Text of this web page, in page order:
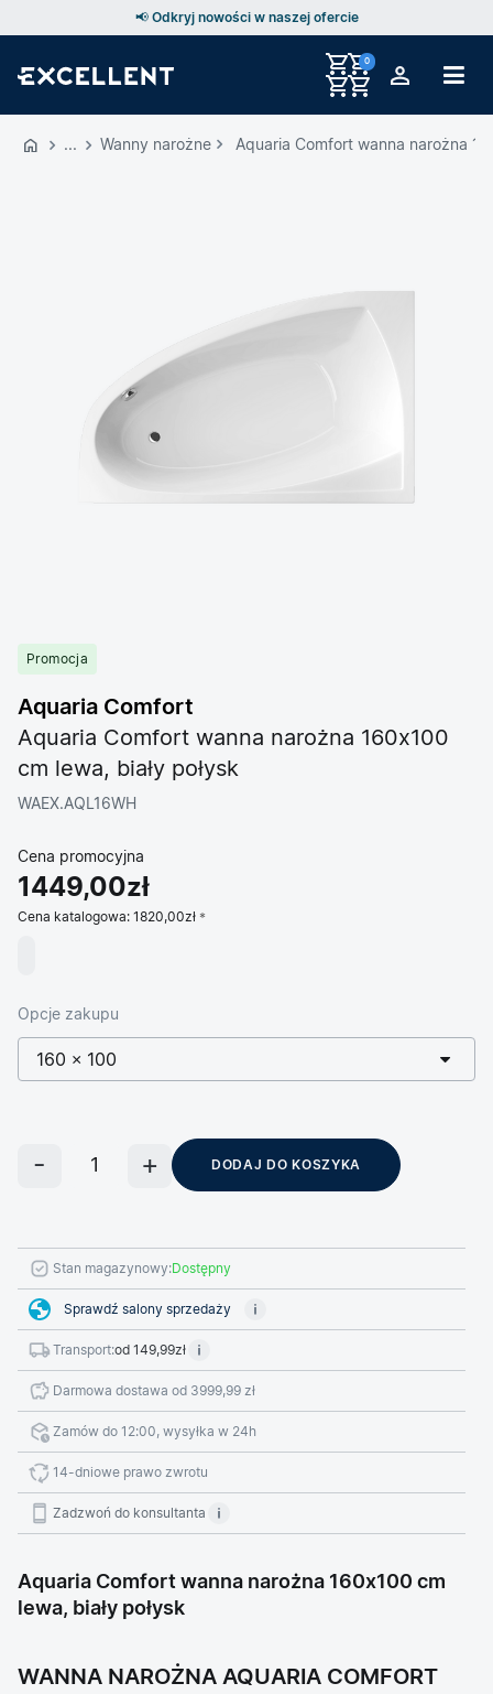
📢 Odkryj nowości w naszej ofercie
0
Wanny narożne Aquaria Comfort wanna narożna
Promocja
Aquaria Comfort
Aquaria Comfort wanna narożna 160x100
cm lewa, biały połysk
WAEX.AQL16WH
Cena promocyjna
1449,00zł
Cena katalogowa: 1820,00zł
Opcje zakupu
160 × 100
DODAJ DO KOSZYKA
Stan magazynowy:Dostępny
Sprawdź salony sprzedaży
Transport:od 149,99zł
Darmowa dostawa od 3999,99 zł
Zamów do 12:00, wysyłka w 24h
14-dniowe prawo zwrotu
Zadzwoń do konsultanta
Aquaria Comfort wanna narożna 160x100 cm
lewa, biały połysk
WANNA NAROŻNA AQUARIA COMFORT